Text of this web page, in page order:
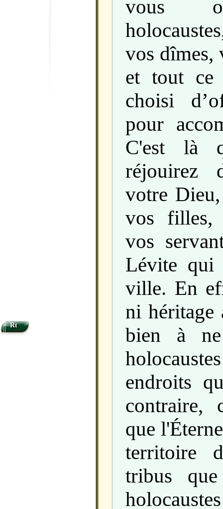
vous
vos dîmes,
et tout ce
choisi
pour
C'est là
réjouirez
votre
vos filles,
vos
Lévite qui
ville. En
ni héritage
bien à
endroits
contraire,
que
territoire
tribus
Rt